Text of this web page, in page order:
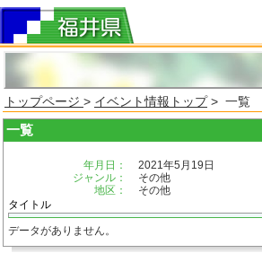
トップページ > イベント情報トップ> 一覧
一覧
年月日：
2021年5月19日
ジャンル：
その他
地区：
その他
タイトル
データがありません。